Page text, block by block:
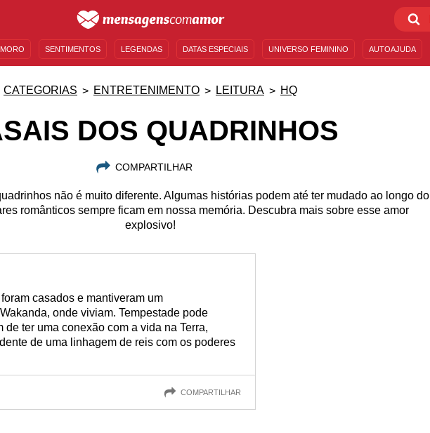
SENTIMENTOS LEGENDAS DATAS ESPECIAIS UNIVERSO FEMININO AUTOAJUDA
CATEGORIAS ENTRETENIMENTO LEITURA HQ
DOS QUADRINHOS
COMPARTILHAR
não é muito diferente. Algumas histórias podem até ter mudado ao longo do
românticos sempre ficam em nossa memória. Descubra mais sobre esse amor
explosivo!
casados e mantiveram um
onde viviam. Tempestade pode
ter uma conexão com a vida na Terra,
de uma linhagem de reis com os poderes
COMPARTILHAR